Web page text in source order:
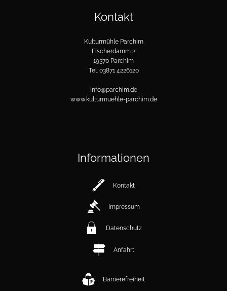
Kontakt
Kulturmühle Parchim
Fischerdamm 2
19370 Parchim
Tel. 03871 4226120
info@parchim.de
www.kulturmuehle-parchim.de
Informationen
Kontakt
Impressum
Datenschutz
Anfahrt
Barrierefreiheit